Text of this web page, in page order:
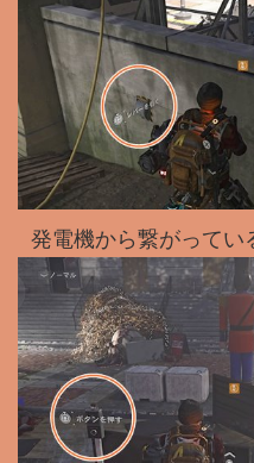
発電機から繋がってい